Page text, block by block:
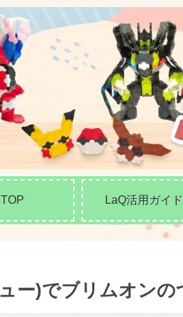
TOP LaQ活用ガイド
ー)でブリムオンの